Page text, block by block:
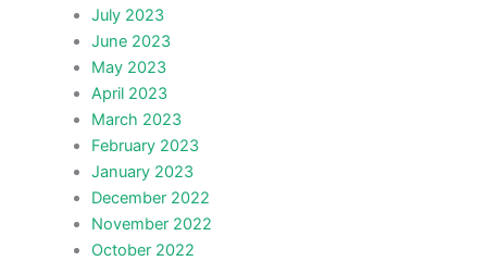
July 2023
June 2023
May 2023
April 2023
March 2023
February 2023
January 2023
December 2022
November 2022
October 2022